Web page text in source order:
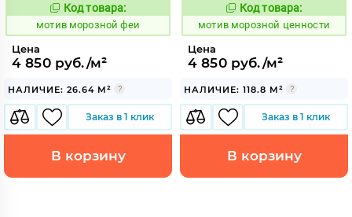
1038738
Код товара:
мотив морозной феи
Цена
4 850 руб./м²
НАЛИЧИЕ: 26.64 М²
Заказ в 1 клик
В корзину
1038742
Код товара:
мотив морозной ценности
Цена
4 850 руб./м²
НАЛИЧИЕ: 118.8 М²
Заказ в 1 клик
В корзину